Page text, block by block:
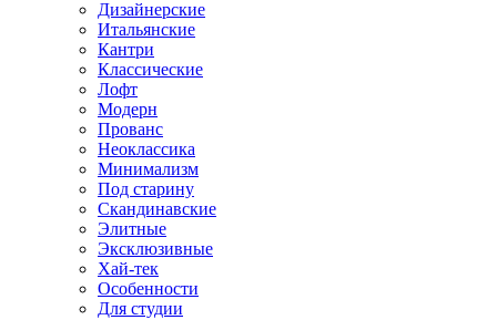
Дизайнерские
Итальянские
Кантри
Классические
Лофт
Модерн
Прованс
Неоклассика
Минимализм
Под старину
Скандинавские
Элитные
Эксклюзивные
Хай-тек
Особенности
Для студии